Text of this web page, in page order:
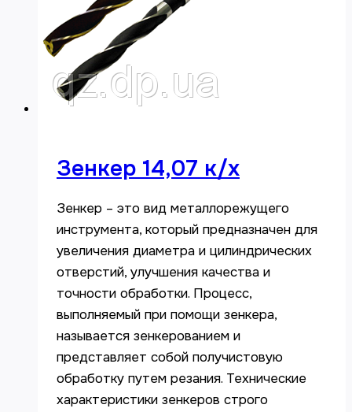
Зенкер 14,07 к/х
Зенкер – это вид металлорежущего
инструмента, который предназначен для
увеличения диаметра и цилиндрических
отверстий, улучшения качества и
точности обработки. Процесс,
выполняемый при помощи зенкера,
называется зенкерованием и
представляет собой получистовую
обработку путем резания. Технические
характеристики зенкеров строго